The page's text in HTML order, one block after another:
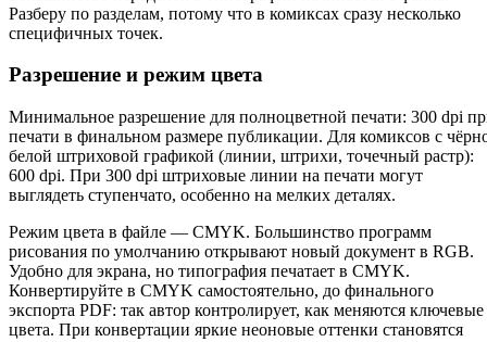
Разберу по разделам, потому что в комиксах сразу несколько
специфичных точек.
Разрешение и режим цвета
Минимальное разрешение для полноцветной печати: 300 dpi
печати в финальном размере публикации. Для комиксов с
белой штриховой графикой (линии, штрихи, точечный растр):
600 dpi. При 300 dpi штриховые линии на печати могут
выглядеть ступенчато, особенно на мелких деталях.
Режим цвета в файле — CMYK. Большинство программ
рисования по умолчанию открывают новый документ в RGB.
Удобно для экрана, но типография печатает в CMYK.
Конвертируйте в CMYK самостоятельно, до финального
экспорта PDF: так автор контролирует, как меняются ключевые
цвета. При конвертации яркие неоновые оттенки становятся